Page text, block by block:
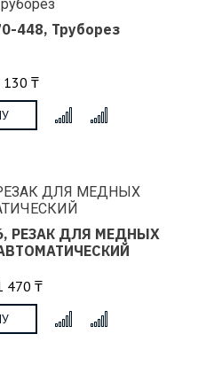
448, Труборез
130 ₸
РЕЗАК ДЛЯ МЕДНЫХ
470 ₸